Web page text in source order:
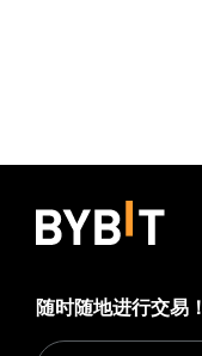
随时随地进行交易！